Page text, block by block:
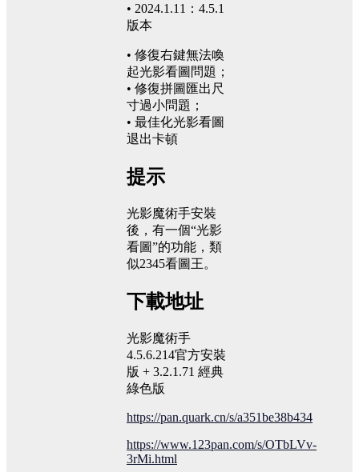
• 2024.1.11：4.5.1
版本
• 修復右鍵無法喚
起光影看圖問題；
• 修復拼圖匯出尺
寸過小問題；
• 最佳化光影看圖
退出卡頓
提示
光影魔術手安裝
後，有一個“光影
看圖”的功能，類
似2345看圖王。
下載地址
光影魔術手
4.5.6.214官方安裝
版 + 3.2.1.71 經典
綠色版
https://pan.quark.cn/s/a351be38b434
https://www.123pan.com/s/OTbLVv-
3rMi.html